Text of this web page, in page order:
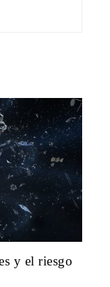
y el riesgo